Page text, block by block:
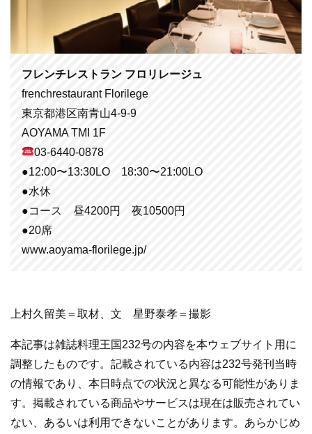
フレンチレストラン フロリレージュ
frenchrestaurant Florilege
東京都港区南青山4-9-9
AOYAMA TMI 1F
03-6440-0878
●12:00〜13:30LO 18:30〜21:00LO
●水休
●コース 昼4200円 夜10500円
●20席
www.aoyama-florilege.jp/
上村久留美＝取材、文 星野泰孝＝撮影
本記事は雑誌料理王国232号の内容を本ウェブサイト用に
調整したものです。記載されている内容は232号発刊当時
の情報であり、本日時点での状況と異なる可能性がありま
す。掲載されている商品やサービスは現在は販売されてい
ない、あるいは利用できないことがあります。あらかじめ